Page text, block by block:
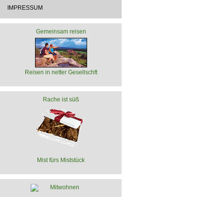
IMPRESSUM
Gemeinsam reisen
Reisen in netter Gesellschft
Rache ist süß
Mist fürs Miststück